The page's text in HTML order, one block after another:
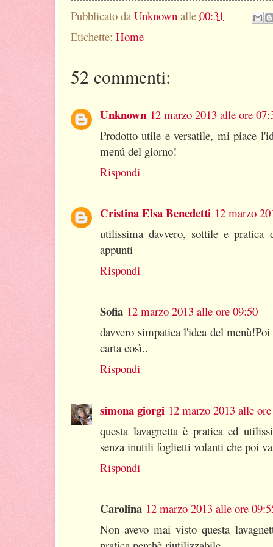
Pubblicato da Unknown alle 00:31
Etichette: Home
52 commenti:
Unknown 12 marzo 2013 alle ore
Prodotto utile e versatile, mi piace
menú del giorno!
Rispondi
Cristina Elsa Benedetti 12 marzo
utilissima davvero, sottile e pratica
appunti
Rispondi
Sofia 12 marzo 2013 alle ore 09:50
davvero simpatica l'idea del
carta così..
Rispondi
simona giorgi 12 marzo 2013 alle
questa lavagnetta è pratica ed
senza inutili foglietti volanti che poi
Rispondi
Carolina 12 marzo 2013 alle ore
Non avevo mai visto questa